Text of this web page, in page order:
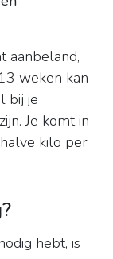
aanbeland,
weken kan
bij je
Je komt in
kilo per
hebt, is